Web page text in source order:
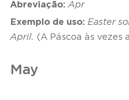
Abreviação: Apr
Exemplo de uso: Easter
April. (A Páscoa às vezes
May